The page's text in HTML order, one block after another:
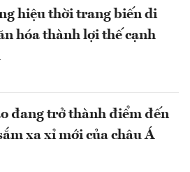
hiệu thời trang biến di
hóa thành lợi thế cạnh
đang trở thành điểm đến
xa xỉ mới của châu Á